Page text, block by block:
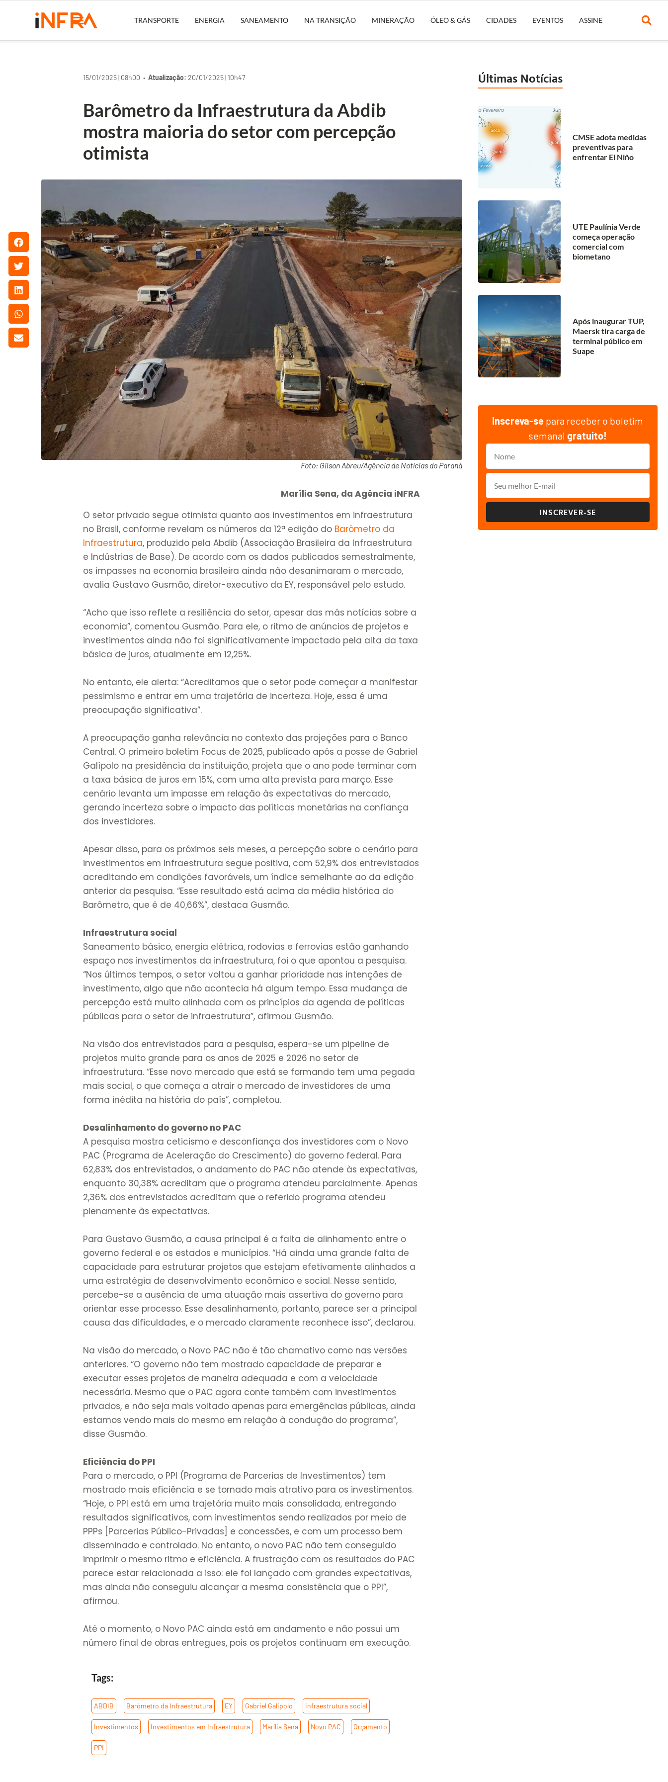
TRANSPORTE ENERGIA SANEAMENTO NA TRANSIÇÃO MINERAÇÃO ÓLEO & GÁS CIDADES EVENTOS ASSINE
15/01/2025 | 08h00 •Atualização: 20/01/2025 | 10h47
Barômetro da Infraestrutura da Abdib
mostra maioria do setor com percepção
otimista
Foto: Gilson Abreu/Agência de Notícias do Paraná
Marília Sena, da Agência iNFRA
O setor privado segue otimista quanto aos investimentos em infraestrutura
no Brasil, conforme revelam os números da 12ª edição do Barômetro da
Infraestrutura, produzido pela Abdib (Associação Brasileira da Infraestrutura
e Indústrias de Base). De acordo com os dados publicados semestralmente,
os impasses na economia brasileira ainda não desanimaram o mercado,
avalia Gustavo Gusmão, diretor-executivo da EY, responsável pelo estudo.
“Acho que isso reflete a resiliência do setor, apesar das más notícias sobre a
economia”, comentou Gusmão. Para ele, o ritmo de anúncios de projetos e
investimentos ainda não foi significativamente impactado pela alta da taxa
básica de juros, atualmente em 12,25%.
No entanto, ele alerta: “Acreditamos que o setor pode começar a manifestar
pessimismo e entrar em uma trajetória de incerteza. Hoje, essa é uma
preocupação significativa”.
A preocupação ganha relevância no contexto das projeções para o Banco
Central. O primeiro boletim Focus de 2025, publicado após a posse de Gabriel
Galípolo na presidência da instituição, projeta que o ano pode terminar com
a taxa básica de juros em 15%, com uma alta prevista para março. Esse
cenário levanta um impasse em relação às expectativas do mercado,
gerando incerteza sobre o impacto das políticas monetárias na confiança
dos investidores.
Apesar disso, para os próximos seis meses, a percepção sobre o cenário para
investimentos em infraestrutura segue positiva, com 52,9% dos entrevistados
acreditando em condições favoráveis, um índice semelhante ao da edição
anterior da pesquisa. “Esse resultado está acima da média histórica do
Barômetro, que é de 40,66%”, destaca Gusmão.
Infraestrutura social
Saneamento básico, energia elétrica, rodovias e ferrovias estão ganhando
espaço nos investimentos da infraestrutura, foi o que apontou a pesquisa.
“Nos últimos tempos, o setor voltou a ganhar prioridade nas intenções de
investimento, algo que não acontecia há algum tempo. Essa mudança de
percepção está muito alinhada com os princípios da agenda de políticas
públicas para o setor de infraestrutura”, afirmou Gusmão.
Na visão dos entrevistados para a pesquisa, espera-se um pipeline de
projetos muito grande para os anos de 2025 e 2026 no setor de
infraestrutura. “Esse novo mercado que está se formando tem uma pegada
mais social, o que começa a atrair o mercado de investidores de uma
forma inédita na história do país”, completou.
Desalinhamento do governo no PAC
A pesquisa mostra ceticismo e desconfiança dos investidores com o Novo
PAC (Programa de Aceleração do Crescimento) do governo federal. Para
62,83% dos entrevistados, o andamento do PAC não atende às expectativas,
enquanto 30,38% acreditam que o programa atendeu parcialmente. Apenas
2,36% dos entrevistados acreditam que o referido programa atendeu
plenamente às expectativas.
Para Gustavo Gusmão, a causa principal é a falta de alinhamento entre o
governo federal e os estados e municípios. “Há ainda uma grande falta de
capacidade para estruturar projetos que estejam efetivamente alinhados a
uma estratégia de desenvolvimento econômico e social. Nesse sentido,
percebe-se a ausência de uma atuação mais assertiva do governo para
orientar esse processo. Esse desalinhamento, portanto, parece ser a principal
causa das dificuldades, e o mercado claramente reconhece isso”, declarou.
Na visão do mercado, o Novo PAC não é tão chamativo como nas versões
anteriores. “O governo não tem mostrado capacidade de preparar e
executar esses projetos de maneira adequada e com a velocidade
necessária. Mesmo que o PAC agora conte também com investimentos
privados, e não seja mais voltado apenas para emergências públicas, ainda
estamos vendo mais do mesmo em relação à condução do programa”,
disse Gusmão.
Eficiência do PPI
Para o mercado, o PPI (Programa de Parcerias de Investimentos) tem
mostrado mais eficiência e se tornado mais atrativo para os investimentos.
“Hoje, o PPI está em uma trajetória muito mais consolidada, entregando
resultados significativos, com investimentos sendo realizados por meio de
PPPs [Parcerias Público-Privadas] e concessões, e com um processo bem
disseminado e controlado. No entanto, o novo PAC não tem conseguido
imprimir o mesmo ritmo e eficiência. A frustração com os resultados do PAC
parece estar relacionada a isso: ele foi lançado com grandes expectativas,
mas ainda não conseguiu alcançar a mesma consistência que o PPI”,
afirmou.
Até o momento, o Novo PAC ainda está em andamento e não possui um
número final de obras entregues, pois os projetos continuam em execução.
Tags:
ABDIB Barômetro da Infraestrutura EY Gabriel Galipolo infraestrutura social
Investimentos Investimentos em Infraestrutura Marília Sena Novo PAC Orçamento
PPI
Últimas Notícias
CMSE adota medidas
preventivas para
enfrentar El Niño
UTE Paulínia Verde
começa operação
comercial com
biometano
Após inaugurar TUP,
Maersk tira carga de
terminal público em
Suape
Inscreva-se para receber o boletim
semanalgratuito!
INSCREVER-SE